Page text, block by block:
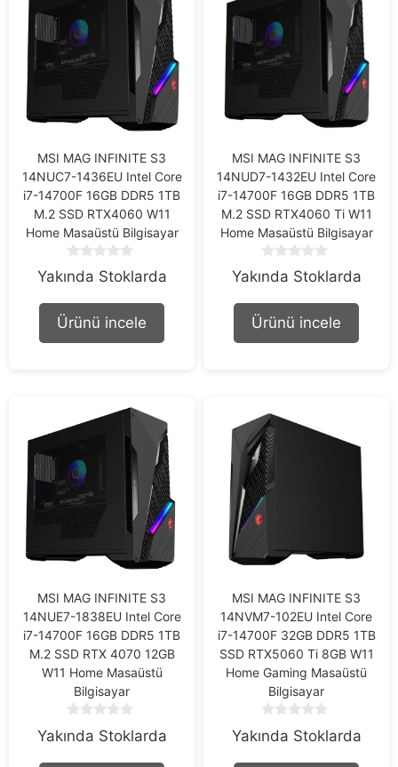
MSI MAG INFINITE S3
14NUC7-1436EU Intel Core
i7-14700F 16GB DDR5 1TB
M.2 SSD RTX4060 W11
Home Masaüstü Bilgisayar
o
o
f
Yakında Stoklarda
Ürünü incele
MSI MAG INFINITE S3
14NUD7-1432EU Intel Core
i7-14700F 16GB DDR5 1TB
M.2 SSD RTX4060 Ti W11
Home Masaüstü Bilgisayar
o
o
f
Yakında Stoklarda
Ürünü incele
MSI MAG INFINITE S3
14NUE7-1838EU Intel Core
i7-14700F 16GB DDR5 1TB
M.2 SSD RTX 4070 12GB
W11 Home Masaüstü
Bilgisayar
o
Yakında Stoklarda
MSI MAG INFINITE S3
14NVM7-102EU Intel Core
i7-14700F 32GB DDR5 1TB
SSD RTX5060 Ti 8GB W11
Home Gaming Masaüstü
Bilgisayar
o
Yakında Stoklarda